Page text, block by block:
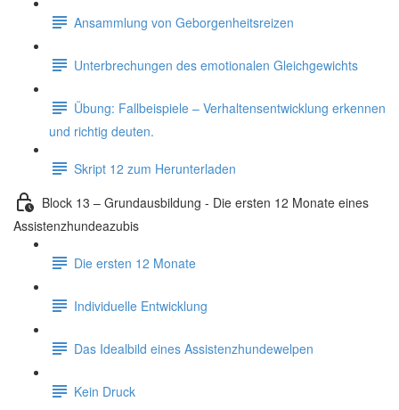
Ansammlung von Geborgenheitsreizen
Unterbrechungen des emotionalen Gleichgewichts
Übung: Fallbeispiele – Verhaltensentwicklung erkennen
und richtig deuten.
Skript 12 zum Herunterladen
Block 13 – Grundausbildung - Die ersten 12 Monate eines
Assistenzhundeazubis
Die ersten 12 Monate
Individuelle Entwicklung
Das Idealbild eines Assistenzhundewelpen
Kein Druck